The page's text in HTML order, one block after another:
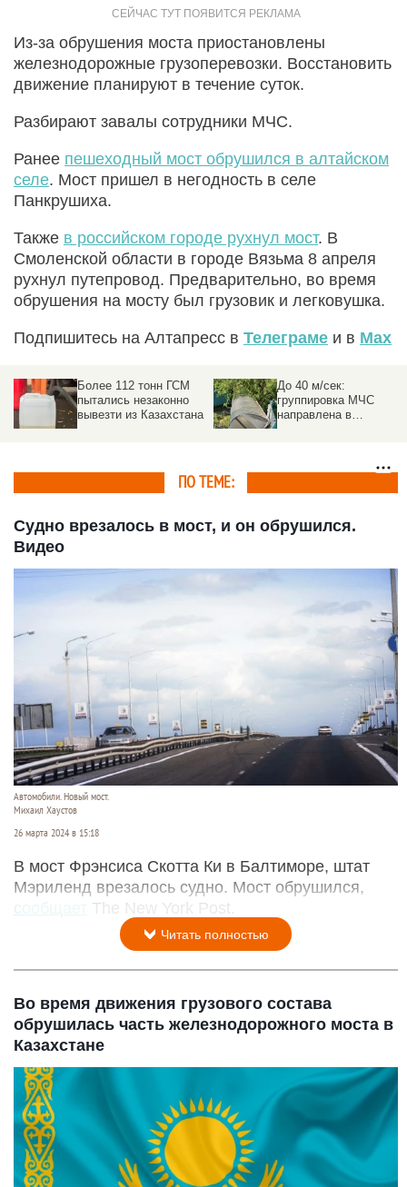
Из-за обрушения моста приостановлены
железнодорожные грузоперевозки. Восстановить
движение планируют в течение суток.
Разбирают завалы сотрудники МЧС.
Ранее пешеходный мост обрушился в алтайском
селе. Мост пришел в негодность в селе
Панкрушиха.
Также в российском городе рухнул мост. В
Смоленской области в городе Вязьма 8 апреля
рухнул путепровод. Предварительно, во время
обрушения на мосту был грузовик и легковушка.
Подпишитесь на Алтапресс в Телеграме и в Max
Более 112 тонн ГСМ
пытались незаконно
вывезти из Казахстана
До 40 м/сек:
группировка МЧС
направлена в
ПО ТЕМЕ:
Судно врезалось в мост, и он обрушился.
Видео
Автомобили. Новый мост.
Михаил Хаустов
26 марта 2024 в 15:18
В мост Фрэнсиса Скотта Ки в Балтиморе, штат
Мэриленд врезалось судно. Мост обрушился,
сообщает
The New York Post.
Читать полностью
Во время движения грузового состава
обрушилась часть железнодорожного моста в
Казахстане